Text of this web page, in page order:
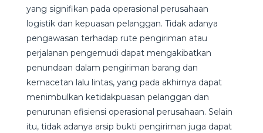
yang signifikan pada operasional perusahaan
logistik dan kepuasan pelanggan. Tidak adanya
pengawasan terhadap rute pengiriman atau
perjalanan pengemudi dapat mengakibatkan
penundaan dalam pengiriman barang dan
kemacetan lalu lintas, yang pada akhirnya dapat
menimbulkan ketidakpuasan pelanggan dan
penurunan efisiensi operasional perusahaan. Selain
itu, tidak adanya arsip bukti pengiriman juga dapat